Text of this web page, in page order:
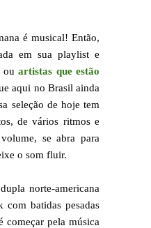
é musical! Então,
em sua playlist e
ouartistas que estão
aqui no Brasil ainda
seleção de hoje tem
de vários ritmos e
se abra para
o som fluir.
norte-americana
com batidas pesadas
começar pela música